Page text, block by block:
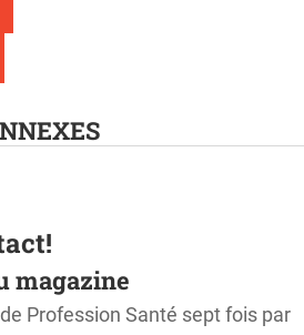
magazine
Profession Santé sept fois par